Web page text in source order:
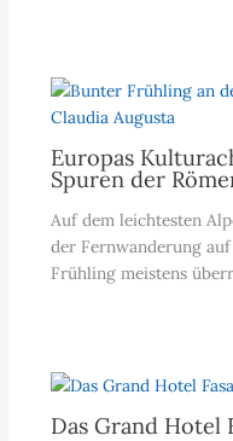
Europas
Spuren der
Auf dem leichtesten
der Fernwanderung
Frühling meistens
Das Grand Hotel